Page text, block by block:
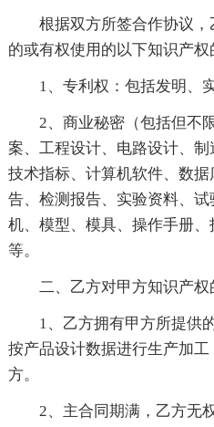
根据双方所签合作协议
的或有权使用的以下知识产权
1、专利权：包括发明、
2、商业秘密（包括但不
案、工程设计、电路设计、制
技术指标、计算机软件、数
告、检测报告、实验资料、
机、模型、模具、操作手册
等。
二、乙方对甲方知识产权
1、乙方拥有甲方所提供
按产品设计数据进行生产加
方。
2、主合同期满，乙方无